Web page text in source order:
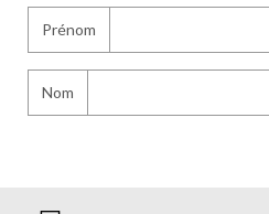
Prénom
Nom